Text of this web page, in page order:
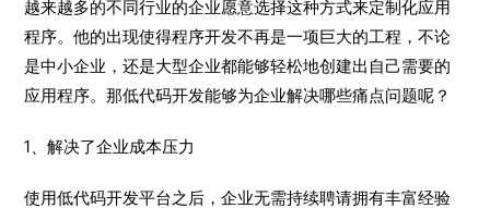
越来越多的不同行业的企业愿意选择这种方式来定制化应用
程序。他的出现使得程序开发不再是一项巨大的工程，不论
是中小企业，还是大型企业都能够轻松地创建出自己需要的
应用程序。那低代码开发能够为企业解决哪些痛点问题呢？
1、解决了企业成本压力
使用低代码开发平台之后，企业无需持续聘请拥有丰富经验